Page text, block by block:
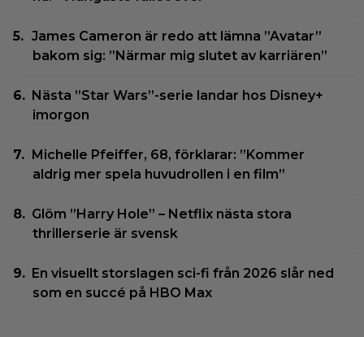
James Cameron är redo att lämna ”Avatar”
bakom sig: ”Närmar mig slutet av karriären”
Nästa ”Star Wars”-serie landar hos Disney+
imorgon
Michelle Pfeiffer, 68, förklarar: ”Kommer
aldrig mer spela huvudrollen i en film”
Glöm ”Harry Hole” – Netflix nästa stora
thrillerserie är svensk
En visuellt storslagen sci-fi från 2026 slår ned
som en succé på HBO Max